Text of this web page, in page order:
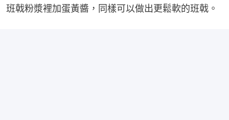
班戟粉漿裡加蛋黃醬，同樣可以做出更鬆軟的班戟。